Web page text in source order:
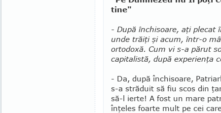
tine"
- După închisoare, aţi plecat
unde trăiţi şi acum, într-o
ortodoxă. Cum vi s-a părut
capitalistă, după experienţa
- Da, după închisoare,
s-a străduit să fiu scos din
să-l ierte! A fost un mare
înţeles foarte mult pe cei